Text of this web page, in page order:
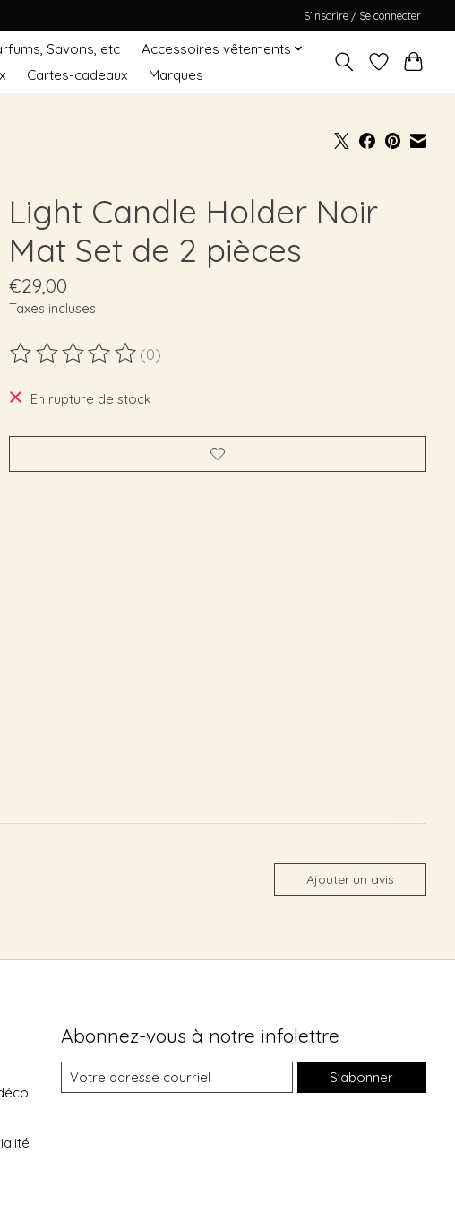
S’inscrire / Se connecter
Savons, etc
Accessoires vêtements
Cartes-cadeaux Marques
Light Candle Holder Noir
Mat Set de 2 pièces
€29,00
Taxes incluses
Ce produit est évalué à
(0)
En rupture de stock
Ajouter un avis
Abonnez-vous à notre infolettre
S'abonner